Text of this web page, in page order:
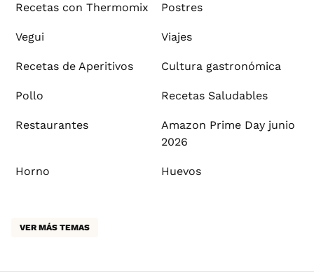
Recetas con Thermomix Postres
Vegui Viajes
Recetas de Aperitivos Cultura gastronómica
Pollo Recetas Saludables
Restaurantes
Amazon Prime Day junio
2026
Horno Huevos
VER MÁS TEMAS